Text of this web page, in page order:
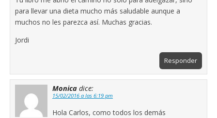
para llevar una dieta mucho más saludable aunque a
muchos no les parezca así. Muchas gracias.
Jordi
Responder
Monica dice:
15/02/2016 a las 6:19 pm
Hola Carlos, como todos los demás